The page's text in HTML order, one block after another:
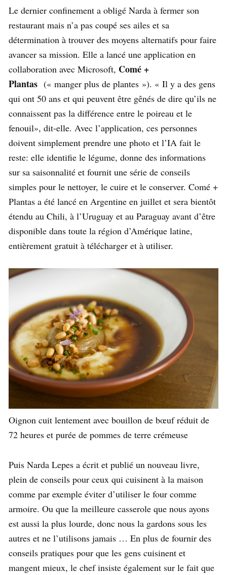
Le dernier confinement a obligé Narda à fermer son
restaurant mais n’a pas coupé ses ailes et sa
détermination à trouver des moyens alternatifs pour faire
avancer sa mission. Elle a lancé une application en
collaboration avec Microsoft, Comé +
Plantas (« manger plus de plantes »). « Il y a des gens
qui ont 50 ans et qui peuvent être gênés de dire qu’ils ne
connaissent pas la différence entre le poireau et le
fenouil», dit-elle. Avec l’application, ces personnes
doivent simplement prendre une photo et l’IA fait le
reste: elle identifie le légume, donne des informations
sur sa saisonnalité et fournit une série de conseils
simples pour le nettoyer, le cuire et le conserver. Comé +
Plantas a été lancé en Argentine en juillet et sera bientôt
étendu au Chili, à l’Uruguay et au Paraguay avant d’être
disponible dans toute la région d’Amérique latine,
entièrement gratuit à télécharger et à utiliser.
Oignon cuit lentement avec bouillon de bœuf réduit de
72 heures et purée de pommes de terre crémeuse
Puis Narda Lepes a écrit et publié un nouveau livre,
plein de conseils pour ceux qui cuisinent à la maison
comme par exemple éviter d’utiliser le four comme
armoire. Ou que la meilleure casserole que nous ayons
est aussi la plus lourde, donc nous la gardons sous les
autres et ne l’utilisons jamais … En plus de fournir des
conseils pratiques pour que les gens cuisinent et
mangent mieux, le chef insiste également sur le fait que